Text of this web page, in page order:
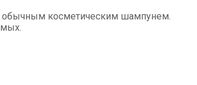
косметическим шампунем.